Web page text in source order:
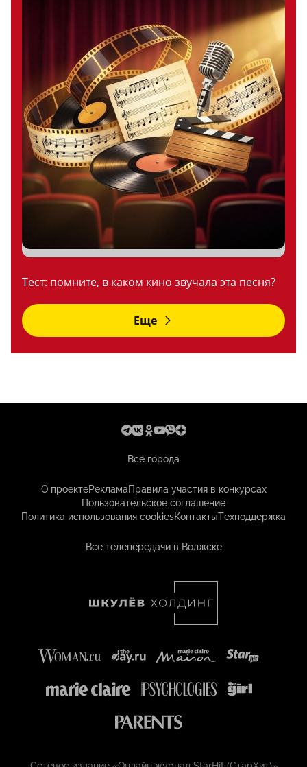
Тест: помните, в каком кино звучала эта песня?
Еще
Все города
О проектеРекламаПравила участия в конкурсах
Пользовательское соглашение
Политика использования cookiesКонтактыТехподдержка
Все телепередачи в Волжске